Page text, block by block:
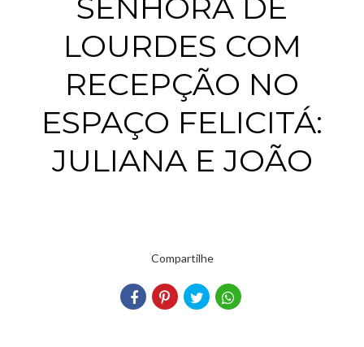
SENHORA DE
LOURDES COM
RECEPÇÃO NO
ESPAÇO FELICITÁ:
JULIANA E JOÃO
Compartilhe